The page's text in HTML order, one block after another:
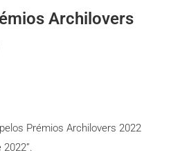
Archilovers
Prémios Archilovers 2022